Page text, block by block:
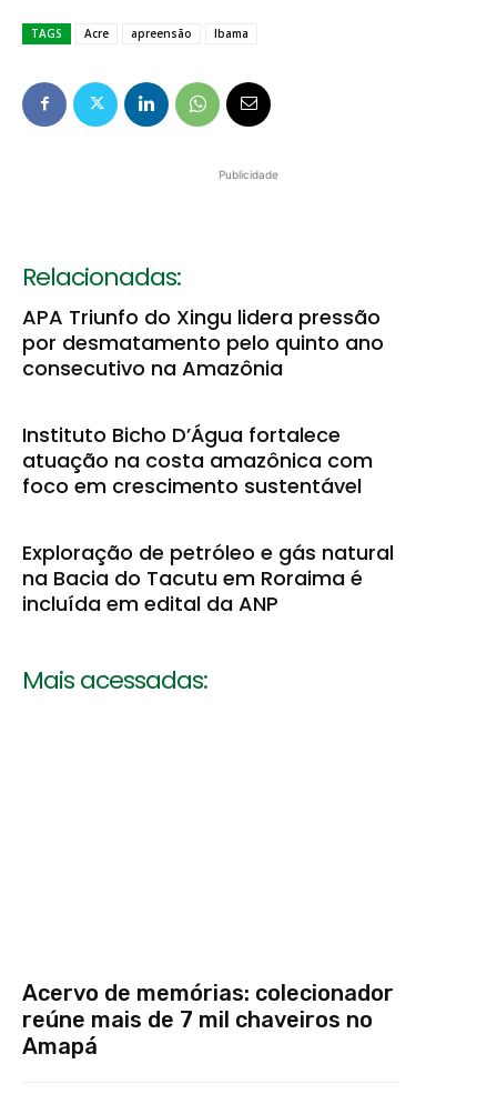
TAGS Acre apreensão Ibama
Publicidade
Relacionadas:
APA Triunfo do Xingu lidera pressão
por desmatamento pelo quinto ano
consecutivo na Amazônia
Instituto Bicho D’Água fortalece
atuação na costa amazônica com
foco em crescimento sustentável
Exploração de petróleo e gás natural
na Bacia do Tacutu em Roraima é
incluída em edital da ANP
Mais acessadas:
Acervo de memórias: colecionador
reúne mais de 7 mil chaveiros no
Amapá